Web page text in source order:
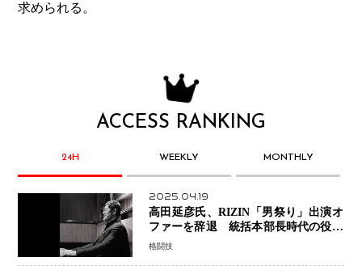
求められる。
ACCESS RANKING
24H WEEKLY MONTHLY
2025.04.19
高田延彦氏、RIZIN「男祭り」出演オ
ファーを辞退 統括本部長時代の役目
「すでに終えています」と明言
格闘技